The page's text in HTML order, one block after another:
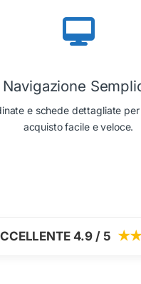
Navigazione
e schede dettagliate
acquisto facile e veloce.
4.9 / 5